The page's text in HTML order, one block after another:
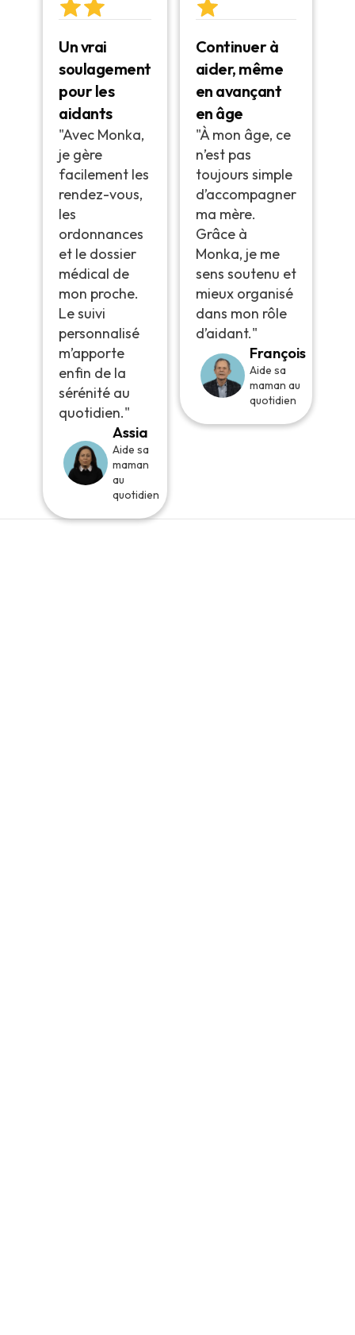
Un vrai
soulagement
pour les
aidants
"Avec Monka,
je gère
facilement les
rendez-vous,
les
ordonnances
et le dossier
médical de
mon proche.
Le suivi
personnalisé
m’apporte
enfin de la
sérénité au
quotidien."
Assia
Aide sa
maman
au
quotidien
Continuer à
aider, même
en avançant
en âge
"À mon âge, ce
n’est pas
toujours simple
d’accompagner
ma mère.
Grâce à
Monka, je me
sens soutenu et
mieux organisé
dans mon rôle
d’aidant."
François
Aide sa
maman au
quotidien